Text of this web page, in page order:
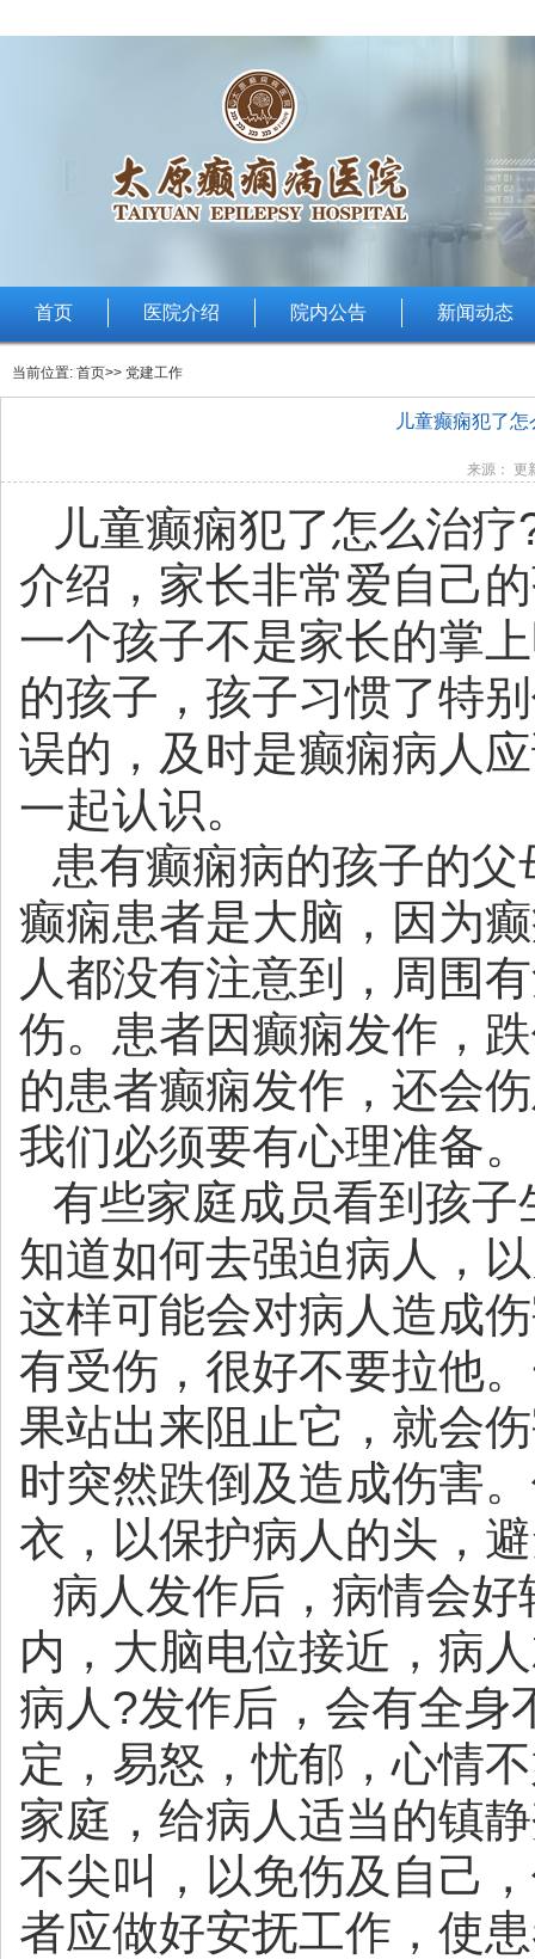
首页 医院介绍 院内公告 新闻动态
当前位置: 首页>> 党建工作
儿童癫痫犯了
来源：
儿童癫痫犯了怎么治
介绍，家长非常爱自己
一个孩子不是家长的掌
的孩子，孩子习惯了特
误的，及时是癫痫病人
一起认识。
患有癫痫病的孩子的
癫痫患者是大脑，因为
人都没有注意到，周围
伤。患者因癫痫发作，
的患者癫痫发作，还会
我们必须要有心理准备。
有些家庭成员看到孩
知道如何去强迫病人，
这样可能会对病人造成
有受伤，很好不要拉他
果站出来阻止它，就会
时突然跌倒及造成伤害
衣，以保护病人的头，
病人发作后，病情会
内，大脑电位接近，病
病人?发作后，会有全身
定，易怒，忧郁，心情
家庭，给病人适当的镇
不尖叫，以免伤及自己
者应做好安抚工作，使